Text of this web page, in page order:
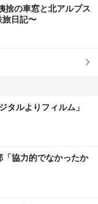
捨の車窓と北アルプス
旅日記〜
タルよりフィルム」
協力的でなかったか